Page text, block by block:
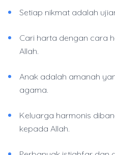
Setiap nikmat adalah
Cari harta dengan cara
Allah.
Anak adalah amanah
agama.
Keluarga harmonis
kepada Allah.